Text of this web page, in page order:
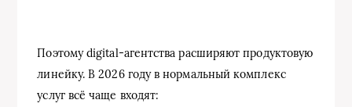
Поэтому digital-агентства расширяют продуктовую
линейку. В 2026 году в нормальный комплекс
услуг всё чаще входят: